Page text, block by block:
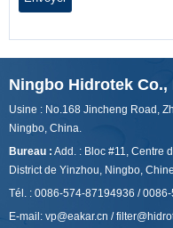
Ningbo Hidrotek Co.,
Usine : No.168 Jincheng Road,
Ningbo, China.
Bureau : Add. : Bloc #11, Centre
District de Yinzhou, Ningbo, Chine
Tél. : 0086-574-87194936 /
E-mail: vp@eakar.cn /